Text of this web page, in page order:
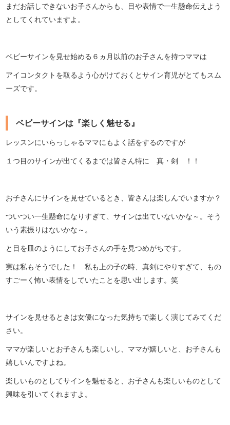
まだお話しできないお子さんからも、目や表情で一生懸命伝えよう
としてくれていますよ。
ベビーサインを見せ始める６ヵ月以前のお子さんを持つママは
アイコンタクトを取るよう心がけておくとサイン育児がとてもスム
ーズです。
ベビーサインは『楽しく魅せる』
レッスンにいらっしゃるママにもよく話をするのですが
１つ目のサインが出てくるまでは皆さん特に 真・剣 ！！
お子さんにサインを見せているとき、皆さんは楽しんでいますか？
ついつい一生懸命になりすぎて、サインは出ていないかな～。そう
いう素振りはないかな～。
と目を皿のようにしてお子さんの手を見つめがちです。
実は私もそうでした！ 私も上の子の時、真剣にやりすぎて、もの
すごーく怖い表情をしていたことを思い出します。笑
サインを見せるときは女優になった気持ちで楽しく演じてみてくだ
さい。
ママが楽しいとお子さんも楽しいし、ママが嬉しいと、お子さんも
嬉しいんですよね。
楽しいものとしてサインを魅せると、お子さんも楽しいものとして
興味を引いてくれますよ。